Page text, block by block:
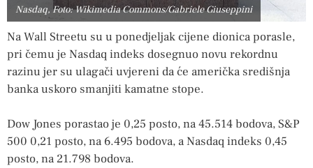
Nasdaq, Foto: Wikimedia Commons/Gabriele Giuseppini
Na Wall Streetu su u ponedjeljak cijene dionica porasle,
pri čemu je Nasdaq indeks dosegnuo novu rekordnu
razinu jer su ulagači uvjereni da će američka središnja
banka uskoro smanjiti kamatne stope.
Dow Jones porastao je 0,25 posto, na 45.514 bodova, S&P
500 0,21 posto, na 6.495 bodova, a Nasdaq indeks 0,45
posto, na 21.798 bodova.